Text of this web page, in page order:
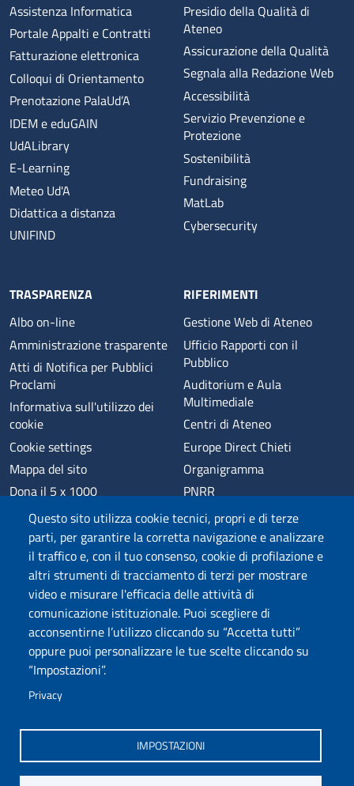
Questo sito utilizza cookie tecnici, propri e di terze
parti, per garantire la corretta navigazione e analizzare
il traffico e, con il tuo consenso, cookie di profilazione e
altri strumenti di tracciamento di terzi per mostrare
video e misurare l'efficacia delle attività di
comunicazione istituzionale. Puoi scegliere di
acconsentirne l’utilizzo cliccando su “Accetta tutti”
oppure puoi personalizzare le tue scelte cliccando su
“Impostazioni”.
Privacy
IMPOSTAZIONI
Assistenza Informatica
Portale Appalti e Contratti
Fatturazione elettronica
Colloqui di Orientamento
Prenotazione PalaUd’A
IDEM e eduGAIN
UdALibrary
E-Learning
Meteo Ud'A
Didattica a distanza
UNIFIND
Presidio della Qualità di
Ateneo
Assicurazione della Qualità
Segnala alla Redazione Web
Accessibilità
Servizio Prevenzione e
Protezione
Sostenibilità
Fundraising
MatLab
Cybersecurity
TRASPARENZA
Albo on-line
Amministrazione trasparente
Atti di Notifica per Pubblici
Proclami
Informativa sull'utilizzo dei
cookie
Cookie settings
Mappa del sito
Dona il 5 x 1000
Phishing
Privacy
RIFERIMENTI
Gestione Web di Ateneo
Ufficio Rapporti con il
Pubblico
Auditorium e Aula
Multimediale
Centri di Ateneo
Europe Direct Chieti
Organigramma
PNRR
Alumni
Sede di Chieti
Sede di Pescara
Credits
Wi-Fi di Ateneo
App
SPID
Whistleblowing
Coro di Ateneo